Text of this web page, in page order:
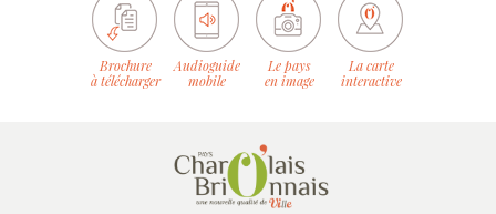
Brochure
à télécharger
Audioguide
mobile
Le pays
en image
La carte
interactive